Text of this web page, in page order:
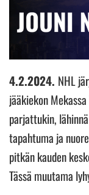
4.2.2024. NHL
jääkiekon
parjattukin,
tapahtuma ja
pitkän kauden
Tässä muutama